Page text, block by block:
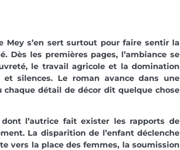
Mey s’en sert surtout pour faire sentir la
Dès les premières pages, l’ambiance se
le travail agricole et la domination
silences. Le roman avance dans une
détail de décor dit quelque chose
l’autrice fait exister les rapports de
La disparition de l’enfant déclenche
vers la place des femmes, la soumission